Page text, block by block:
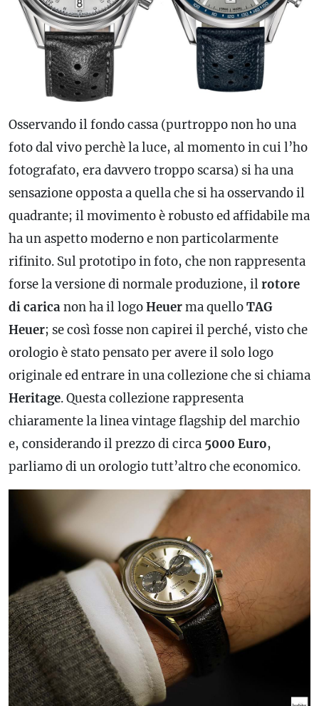
Osservando il fondo cassa (purtroppo non ho una
foto dal vivo perchè la luce, al momento in cui l’ho
fotografato, era davvero troppo scarsa) si ha una
sensazione opposta a quella che si ha osservando il
quadrante; il movimento è robusto ed affidabile ma
ha un aspetto moderno e non particolarmente
rifinito. Sul prototipo in foto, che non rappresenta
forse la versione di normale produzione, ilrotore
dicaricanon ha il logoHeuerma quelloTAG
Heuer; se così fosse non capirei il perché, visto che
orologio è stato pensato per avere il solo logo
originale ed entrare in una collezione che si chiama
Heritage. Questa collezione rappresenta
chiaramente lalineavintage flagship del marchio
e, considerando il prezzo di circa 5000 Euro,
parliamo di un orologio tutt’altro che economico.